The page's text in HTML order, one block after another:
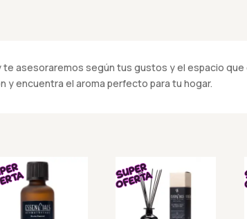
asesoraremos según tus gustos y el espacio que
encuentra el aroma perfecto para tu hogar.